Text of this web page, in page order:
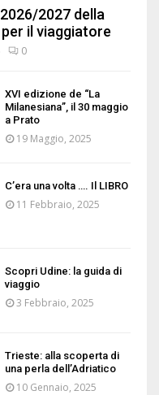
2027 della
il viaggiatore
0
XVI edizione de “La
Milanesiana”, il 30 maggio
a Prato
19 Maggio, 2025
C’era una volta …. Il LIBRO
11 Febbraio, 2025
Scopri Udine: la guida di
viaggio
3 Febbraio, 2025
Trieste: alla scoperta di
una perla dell’Adriatico
10 Gennaio, 2025